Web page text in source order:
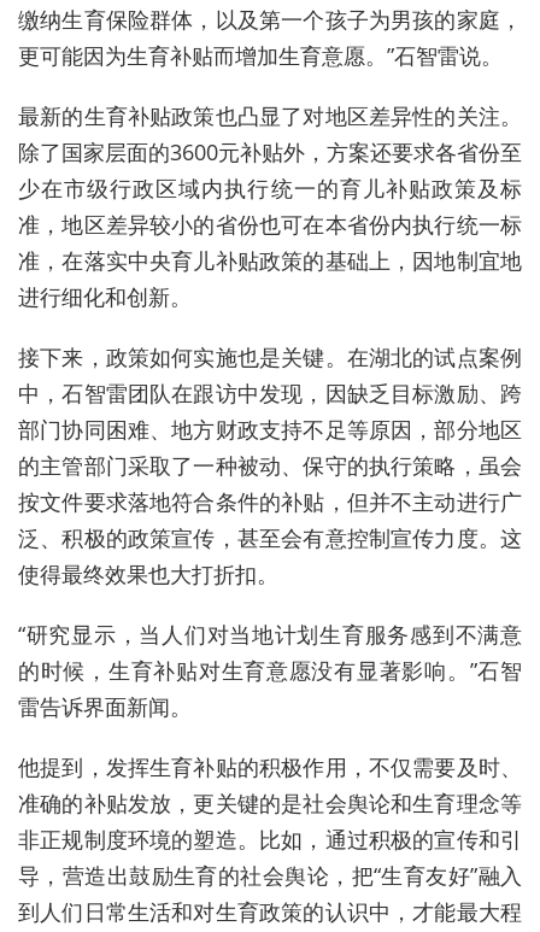
缴纳生育保险群体，以及第一个孩子为男孩的家庭，
更可能因为生育补贴而增加生育意愿。”石智雷说。
最新的生育补贴政策也凸显了对地区差异性的关注。
除了国家层面的3600元补贴外，方案还要求各省份至
少在市级行政区域内执行统一的育儿补贴政策及标
准，地区差异较小的省份也可在本省份内执行统一标
准，在落实中央育儿补贴政策的基础上，因地制宜地
进行细化和创新。
接下来，政策如何实施也是关键。在湖北的试点案例
中，石智雷团队在跟访中发现，因缺乏目标激励、跨
部门协同困难、地方财政支持不足等原因，部分地区
的主管部门采取了一种被动、保守的执行策略，虽会
按文件要求落地符合条件的补贴，但并不主动进行广
泛、积极的政策宣传，甚至会有意控制宣传力度。这
使得最终效果也大打折扣。
“研究显示，当人们对当地计划生育服务感到不满意
的时候，生育补贴对生育意愿没有显著影响。”石智
雷告诉界面新闻。
他提到，发挥生育补贴的积极作用，不仅需要及时、
准确的补贴发放，更关键的是社会舆论和生育理念等
非正规制度环境的塑造。比如，通过积极的宣传和引
导，营造出鼓励生育的社会舆论，把“生育友好”融入
到人们日常生活和对生育政策的认识中，才能最大程